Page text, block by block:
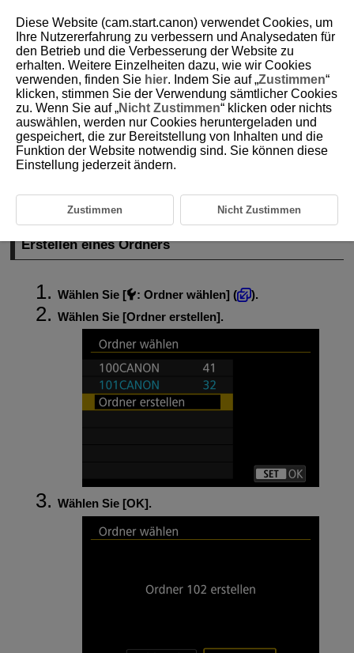
D292-165
Ordnereinstellungen
Erstellen eines Ordners
Auswählen eines Ordners
Erstellen eines Ordners
Wählen Sie [ : Ordner wählen] (
).
Wählen Sie [Ordner erstellen].
Wählen Sie [OK].
Diese Website (cam.start.canon) verwendet Cookies, um
Ihre Nutzererfahrung zu verbessern und Analysedaten für
den Betrieb und die Verbesserung der Website zu
erhalten. Weitere Einzelheiten dazu, wie wir Cookies
verwenden, finden Sie hier. Indem Sie auf „Zustimmen“
klicken, stimmen Sie der Verwendung sämtlicher Cookies
zu. Wenn Sie auf „Nicht Zustimmen“ klicken oder nichts
auswählen, werden nur Cookies heruntergeladen und
gespeichert, die zur Bereitstellung von Inhalten und die
Funktion der Website notwendig sind. Sie können diese
Einstellung jederzeit ändern.
Zustimmen Nicht Zustimmen